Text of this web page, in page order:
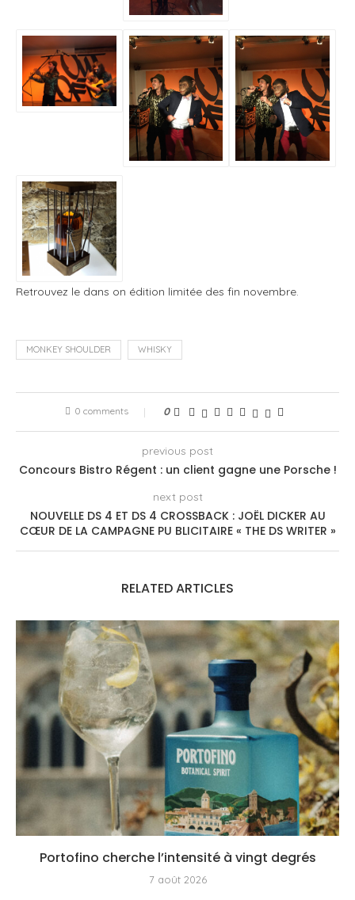
Retrouvez le dans on édition limitée des fin novembre.
MONKEY SHOULDER WHISKY
0 comments 0
previous post
Concours Bistro Régent : un client gagne une Porsche !
next post
NOUVELLE DS 4 ET DS 4 CROSSBACK : JOËL DICKER AU
CŒUR DE LA CAMPAGNE PU BLICITAIRE « THE DS WRITER »
RELATED ARTICLES
Portofino cherche l’intensité à vingt degrés
7 août 2026